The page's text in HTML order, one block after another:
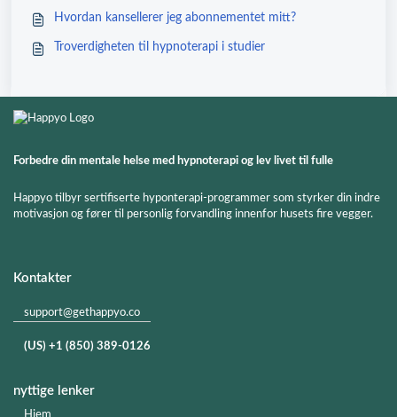
Hvordan kansellerer jeg abonnementet mitt?
Troverdigheten til hypnoterapi i studier
Forbedre din mentale helse med hypnoterapi og lev livet til fulle
Happyo tilbyr sertifiserte hyponterapi-programmer som styrker din indre
motivasjon og fører til personlig forvandling innenfor husets fire vegger.
Kontakter
support@gethappyo.co
(US) +1 (850) 389-0126
nyttige lenker